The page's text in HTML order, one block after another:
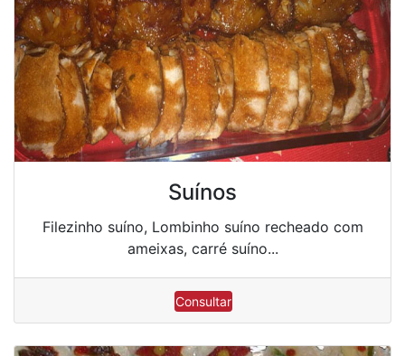
Suínos
Filezinho suíno, Lombinho suíno recheado com
ameixas, carré suíno...
Consultar